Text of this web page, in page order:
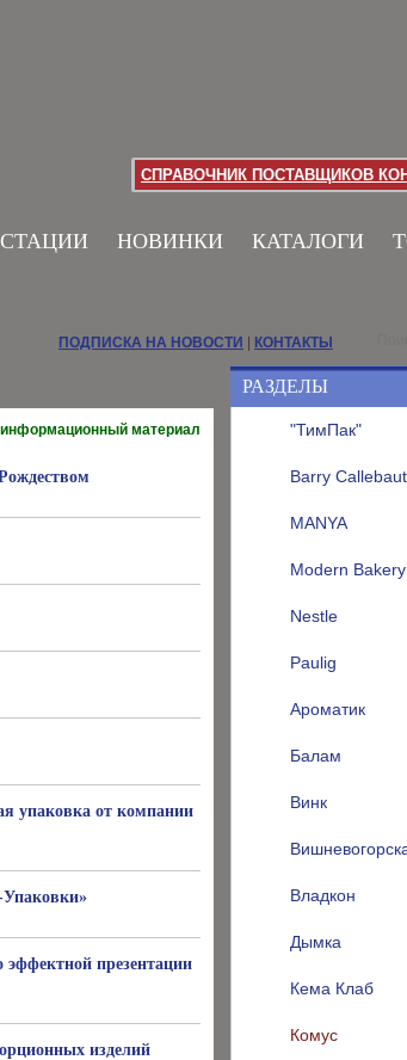
СПРАВОЧНИК ПОСТАВЩИКОВ
НОВИНКИ КАТАЛОГИ
РАЗДЕЛЫ
"ТимПак"
Barry Callebaut
MANYA
Modern Bakery
Nestle
Paulig
Ароматик
Балам
Винк
Владкон
Дымка
Кема Клаб
Комус
ПОДПИСКА НА НОВОСТИ КОНТАКТЫ
материал
упаковка от компании
Упаковки»
презентации
изделий